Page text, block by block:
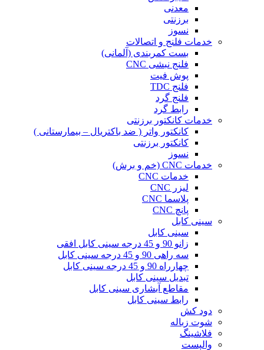
معدنی
برزنتی
نسوز
خدمات فلنج و اتصالات
بست کمربندی (آلمانی)
فلنج نبشی CNC
پوش فیت
فلنج TDC
فلنج گرد
رابط گرد
خدمات کانکتور برزنتی
کانکتور واتر ( ضد باکتریال – بیمارستانی )
کانکتور برزنتی
نسوز
خدمات CNC (خم و برش)
خدمات CNC
لیزر CNC
پلاسما CNC
پانچ CNC
سینی کابل
سینی کابل
زانو 90 و 45 درجه سینی کابل افقی
سه راهی 90 و 45 درجه سینی کابل
چهارراه 90 و 45 درجه سینی کابل
تبدیل سینی کابل
مقاطع آبشاری سینی کابل
رابط سینی کابل
دود کش
شوت زباله
فلاشینگ
والپست